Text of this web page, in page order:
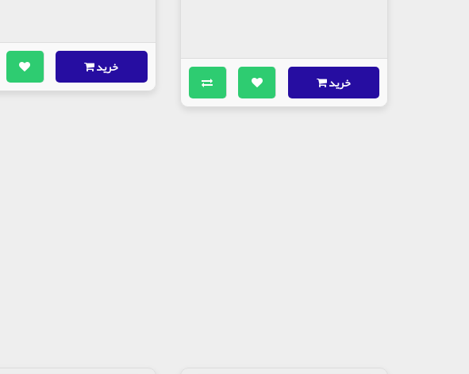
خرید
خرید